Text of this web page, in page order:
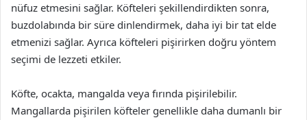
nüfuz etmesini sağlar. Köfteleri şekillendirdikten sonra,
buzdolabında bir süre dinlendirmek, daha iyi bir tat elde
etmenizi sağlar. Ayrıca köfteleri pişirirken doğru yöntem
seçimi de lezzeti etkiler.
Köfte, ocakta, mangalda veya fırında pişirilebilir.
Mangallarda pişirilen köfteler genellikle daha dumanlı bir